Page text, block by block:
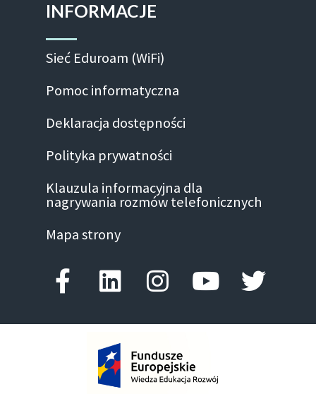
INFORMACJE
Sieć Eduroam (WiFi)
Pomoc informatyczna
Deklaracja dostępności
Polityka prywatności
Klauzula informacyjna dla
nagrywania rozmów telefonicznych
Mapa strony
Facebook-f
LinkedinInstagram
Youtube